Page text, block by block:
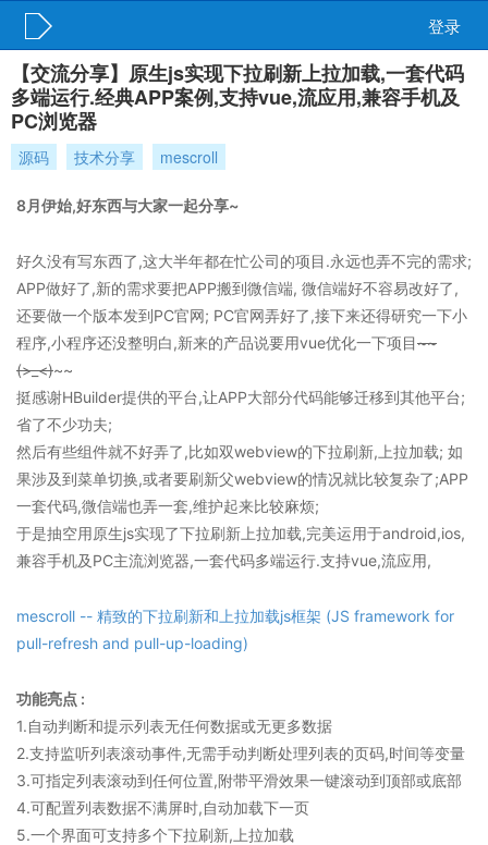
登录
【交流分享】原生js实现下拉刷新上拉加载,一套代码
多端运行.经典APP案例,支持vue,流应用,兼容手机及
PC浏览器
源码 技术分享 mescroll
8月伊始,好东西与大家一起分享~
好久没有写东西了,这大半年都在忙公司的项目.永远也弄不完的需求;
APP做好了,新的需求要把APP搬到微信端, 微信端好不容易改好了,
还要做一个版本发到PC官网; PC官网弄好了,接下来还得研究一下小
程序,小程序还没整明白,新来的产品说要用vue优化一下项目~~
(>_<)~~
挺感谢HBuilder提供的平台,让APP大部分代码能够迁移到其他平台;
省了不少功夫;
然后有些组件就不好弄了,比如双webview的下拉刷新,上拉加载; 如
果涉及到菜单切换,或者要刷新父webview的情况就比较复杂了;APP
一套代码,微信端也弄一套,维护起来比较麻烦;
于是抽空用原生js实现了下拉刷新上拉加载,完美运用于android,ios,
兼容手机及PC主流浏览器,一套代码多端运行.支持vue,流应用,
mescroll -- 精致的下拉刷新和上拉加载js框架 (JS framework for
pull-refresh and pull-up-loading)
功能亮点 :
1.自动判断和提示列表无任何数据或无更多数据
2.支持监听列表滚动事件,无需手动判断处理列表的页码,时间等变量
3.可指定列表滚动到任何位置,附带平滑效果一键滚动到顶部或底部
4.可配置列表数据不满屏时,自动加载下一页
5.一个界面可支持多个下拉刷新,上拉加载